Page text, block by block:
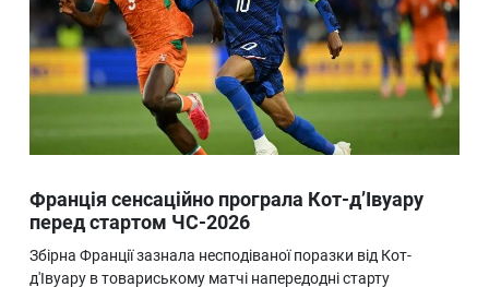
Франція сенсаційно програла Кот-д’Івуару
перед стартом ЧС-2026
Збірна Франції зазнала несподіваної поразки від Кот-
д'Івуару в товариському матчі напередодні старту